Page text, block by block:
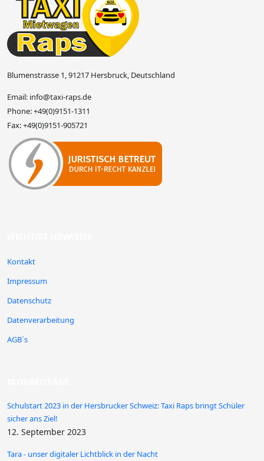
Blumenstrasse 1, 91217 Hersbruck, Deutschland
Email: info@taxi-raps.de
Phone:+49(0)9151-1311
Fax:+49(0)9151-905721
Kontakt
Impressum
Datenschutz
Datenverarbeitung
AGB´s
Schulstart 2023 in der Hersbrucker Schweiz: Taxi Raps bringt Schüler
sicher ans Ziel!
12. September 2023
Tara - unser digitaler Lichtblick in der Nacht